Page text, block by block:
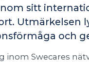
sitt
Utmärkelsen
och
inom Swecares